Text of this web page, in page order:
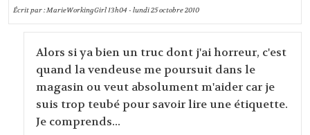
Écrit par :MarieWorkingGirl 13h04-lundi 25octobre 2010
Alors si ya bien un truc dont j'ai horreur, c'est
quand la vendeuse me poursuit dans le
magasin ou veut absolument m'aider car je
suis trop teubé pour savoir lire une étiquette.
Je comprends...